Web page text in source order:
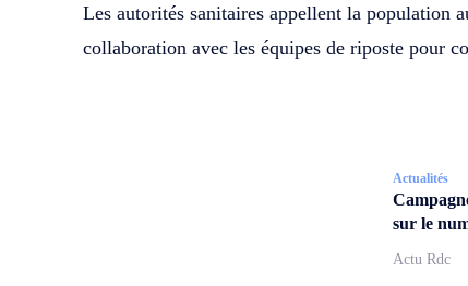
Les autorités sanitaires appellent la population
collaboration avec les équipes de riposte pour
Actualités
sur le
Actu Rdc